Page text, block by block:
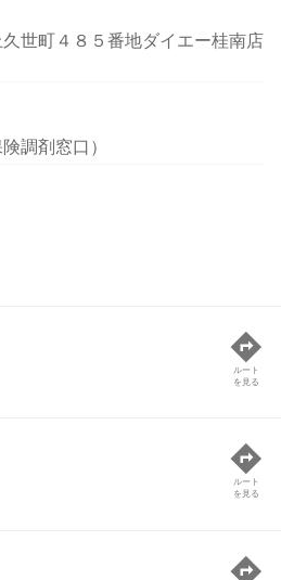
世町４８５番地ダイエー桂南店
調剤窓口）
ルート
を見る
ルート
を見る